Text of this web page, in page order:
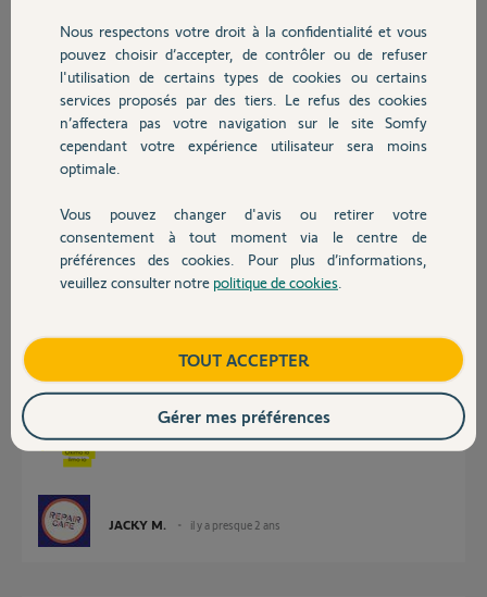
Chauffage
Autres produits
Devis avec un pro
Contact
Geoffrey D.
il y a presque 2 ans
Participer au fil de discussion
Réponses
Homekit utilise la Switch comme une passerelle pour trouver les
matériels qu'il peut piloter.
a pas de liaison qui s'établit avec la switch
https://service.somfy.com/downloads/fr_v5/fiche-partenair...
JACKY M. il y a presque 2 ans
Nous respectons votre droit à la confidentialité et vous
pouvez choisir d’accepter, de contrôler ou de refuser
l'utilisation de certains types de cookies ou certains
services proposés par des tiers. Le refus des cookies
n’affectera pas votre navigation sur le site Somfy
cependant votre expérience utilisateur sera moins
optimale.
Vous pouvez changer d'avis ou retirer votre
consentement à tout moment via le centre de
préférences des cookies. Pour plus d’informations,
veuillez consulter notre politique de cookies
TOUT ACCEPTER
Gérer mes préférences